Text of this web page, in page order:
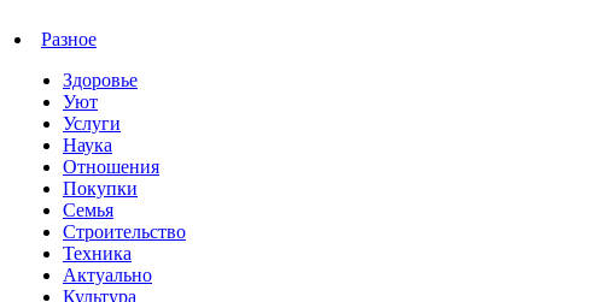
Разное
Здоровье
Уют
Услуги
Наука
Отношения
Покупки
Семья
Строительство
Техника
Актуально
Культура